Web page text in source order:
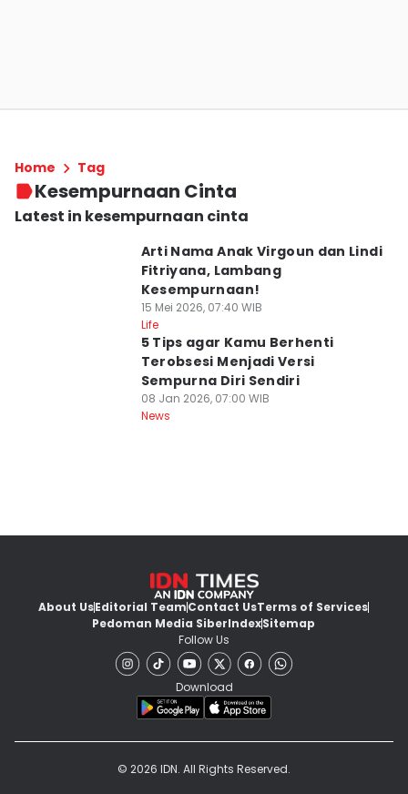
Home Tag
Kesempurnaan Cinta
Latest in kesempurnaan cinta
Arti Nama Anak Virgoun dan Lindi
Fitriyana, Lambang
Kesempurnaan!
15 Mei 2026, 07:40 WIB
Life
5 Tips agar Kamu Berhenti
Terobsesi Menjadi Versi
Sempurna Diri Sendiri
08 Jan 2026, 07:00 WIB
News
About UsEditorial TeamContact UsTerms of Services
Pedoman Media SiberIndexSitemap
Follow Us
Download
© 2026 IDN. All Rights Reserved.